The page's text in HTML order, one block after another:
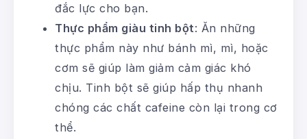
đắc lực cho bạn.
Thực phẩm giàu tinh bột: Ăn những
thực phẩm này như bánh mì, mì, hoặc
cơm sẽ giúp làm giảm cảm giác khó
chịu. Tinh bột sẽ giúp hấp thụ nhanh
chóng các chất cafeine còn lại trong cơ
thể.